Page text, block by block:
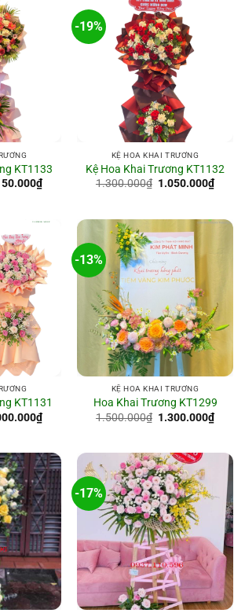
KT1133
₫Giá
hiện
1.150.000₫.
-19%
KỆ HOA KHAI TRƯƠNG
Kệ Hoa Khai Trương KT1132
1.300.000₫ Giá
1.050.000₫Giá
hiện
KT1131
₫Giá
hiện
1.000.000₫.
-13%
KỆ HOA KHAI TRƯƠNG
Hoa Khai Trương KT1299
1.500.000₫ Giá
1.300.000₫Giá
hiện
-17%